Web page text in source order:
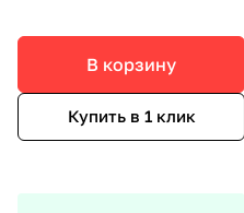
В корзину
Купить в 1 клик